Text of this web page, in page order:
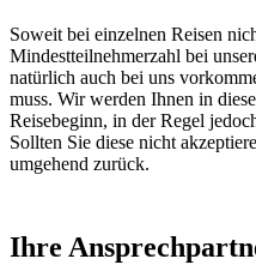
Soweit bei einzelnen Reisen
Mindestteilnehmerzahl bei
natürlich auch bei uns
muss. Wir werden Ihnen in
Reisebeginn, in der Regel
Sollten Sie diese nicht
umgehend zurück.
Ihre